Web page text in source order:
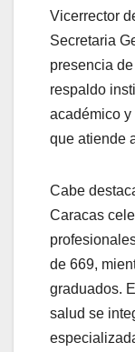
Vicerrector
Secretaria
presencia
respaldo
académico
que atiende
Cabe
Caracas
de 669,
graduados.
salud se